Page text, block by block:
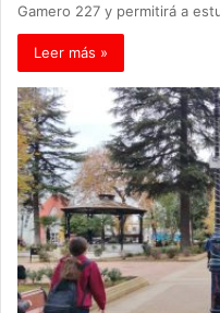
Gamero 227 y permitirá a
Leer más »